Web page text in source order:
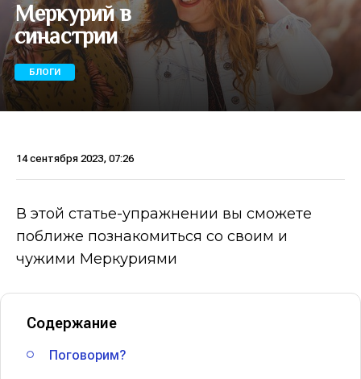
Меркурий в
синастрии
БЛОГИ
14 сентября 2023, 07:26
В этой статье-упражнении вы сможете
поближе познакомиться со своим и
чужими Меркуриями
Содержание
Поговорим?